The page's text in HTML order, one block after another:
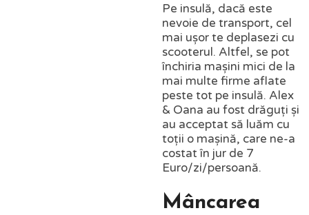
Pe insulă, dacă este
nevoie de transport, cel
mai ușor te deplasezi cu
scooterul. Altfel, se pot
închiria mașini mici de la
mai multe firme aflate
peste tot pe insulă. Alex
& Oana au fost drăguți și
au acceptat să luăm cu
toții o mașină, care ne-a
costat în jur de 7
Euro/zi/persoană.
Mâncarea